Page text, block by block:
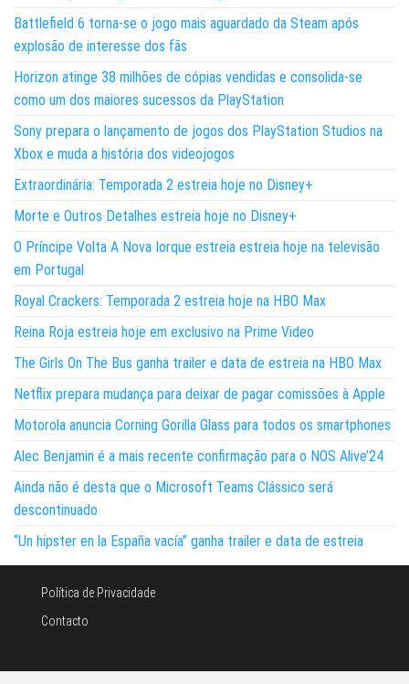
Battlefield 6 torna-se o jogo mais aguardado da Steam após
explosão de interesse dos fãs
Horizon atinge 38 milhões de cópias vendidas e consolida-se
como um dos maiores sucessos da PlayStation
Sony prepara o lançamento de jogos dos PlayStation Studios na
Xbox e muda a história dos videojogos
Extraordinária: Temporada 2 estreia hoje no Disney+
Morte e Outros Detalhes estreia hoje no Disney+
O Príncipe Volta A Nova Iorque estreia estreia hoje na televisão
em Portugal
Royal Crackers: Temporada 2 estreia hoje na HBO Max
Reina Roja estreia hoje em exclusivo na Prime Video
The Girls On The Bus ganha trailer e data de estreia na HBO Max
Netflix prepara mudança para deixar de pagar comissões à Apple
Motorola anuncia Corning Gorilla Glass para todos os smartphones
Alec Benjamin é a mais recente confirmação para o NOS Alive’24
Ainda não é desta que o Microsoft Teams Clássico será
descontinuado
“Un hipster en la España vacía” ganha trailer e data de estreia
Política de Privacidade
Contacto